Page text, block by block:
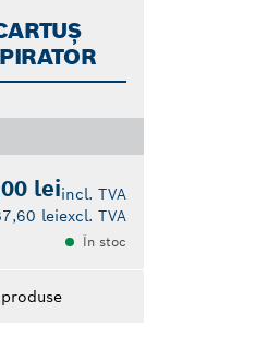
leiincl. TVA
leiexcl. TVA
În stoc